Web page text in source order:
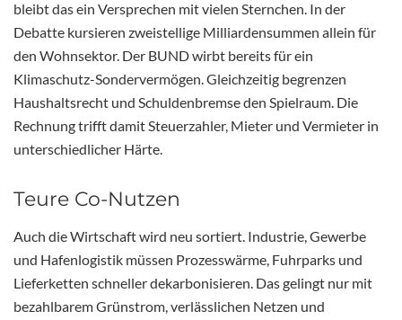
bleibt das ein Versprechen mit vielen Sternchen. In der
Debatte kursieren zweistellige Milliardensummen allein für
den Wohnsektor. Der BUND wirbt bereits für ein
Klimaschutz-Sondervermögen. Gleichzeitig begrenzen
Haushaltsrecht und Schuldenbremse den Spielraum. Die
Rechnung trifft damit Steuerzahler, Mieter und Vermieter in
unterschiedlicher Härte.
Teure Co-Nutzen
Auch die Wirtschaft wird neu sortiert. Industrie, Gewerbe
und Hafenlogistik müssen Prozesswärme, Fuhrparks und
Lieferketten schneller dekarbonisieren. Das gelingt nur mit
bezahlbarem Grünstrom, verlässlichen Netzen und